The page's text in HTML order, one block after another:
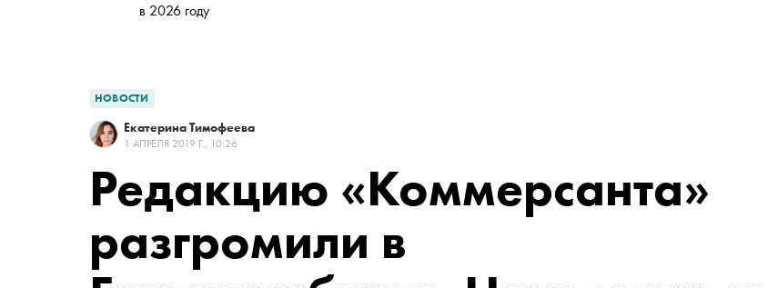
в 2026 году
НОВОСТИ
Екатерина Тимофеева
1 АПРЕЛЯ 2019 Г., 10:26
Редакцию «Коммерсанта»
разгромили в